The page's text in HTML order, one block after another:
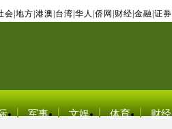
会 地方 港澳 台湾 华人 侨网 财经 金融 证券
军事 文娱 体育 财经